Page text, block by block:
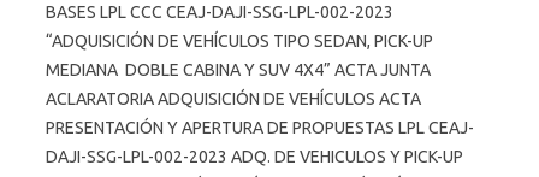
BASES LPL CCC CEAJ-DAJI-SSG-LPL-002-2023
“ADQUISICIÓN DE VEHÍCULOS TIPO SEDAN, PICK-UP
MEDIANA DOBLE CABINA Y SUV 4X4” ACTA JUNTA
ACLARATORIA ADQUISICIÓN DE VEHÍCULOS ACTA
PRESENTACIÓN Y APERTURA DE PROPUESTAS LPL CEAJ-
DAJI-SSG-LPL-002-2023 ADQ. DE VEHICULOS Y PICK-UP